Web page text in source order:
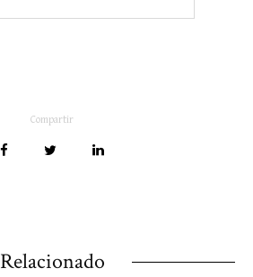
Compartir
Relacionado